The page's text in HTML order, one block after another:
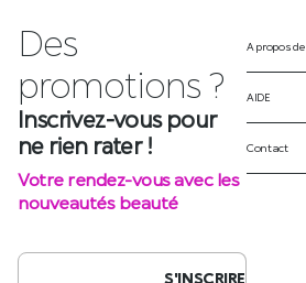
Des
Inscrivez-vous pour
ne rien rater !
Votre rendez-vous avec les
nouveautés beauté
S'INSCRIRE